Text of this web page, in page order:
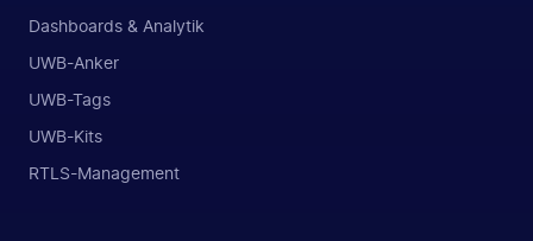
Dashboards & Analytik
UWB-Anker
UWB-Tags
UWB-Kits
RTLS-Management